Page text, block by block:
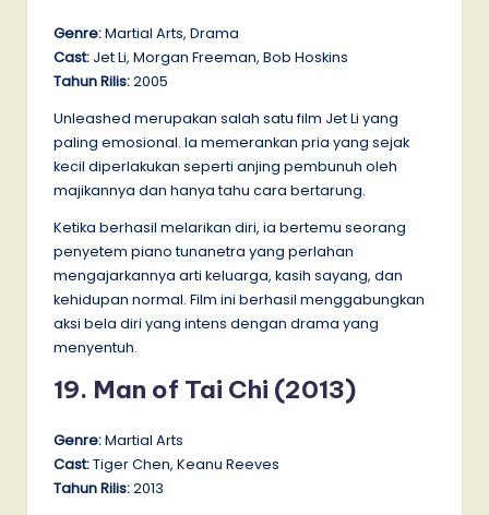
Genre:Martial Arts, Drama
Cast: Jet Li, Morgan Freeman, Bob Hoskins
Tahun Rilis:2005
Unleashed merupakan salah satu film Jet Li yang
paling emosional. Ia memerankan pria yang sejak
kecil diperlakukan seperti anjing pembunuh oleh
majikannya dan hanya tahu cara bertarung.
Ketika berhasil melarikan diri, ia bertemu seorang
penyetem piano tunanetra yang perlahan
mengajarkannya arti keluarga, kasih sayang, dan
kehidupan normal. Film ini berhasil menggabungkan
aksi bela diri yang intens dengan drama yang
menyentuh.
19. Man of Tai Chi (2013)
Genre:Martial Arts
Cast:Tiger Chen, Keanu Reeves
Tahun Rilis:2013